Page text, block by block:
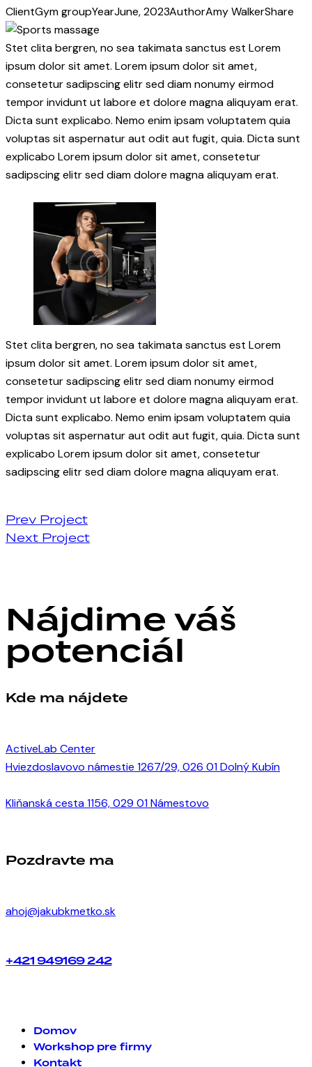
ClientGym groupYearJune, 2023AuthorAmy WalkerShare
Stet clita bergren, no sea takimata sanctus est Lorem
ipsum dolor sit amet. Lorem ipsum dolor sit amet,
consetetur sadipscing elitr sed diam nonumy eirmod
tempor invidunt ut labore et dolore magna aliquyam erat.
Dicta sunt explicabo. Nemo enim ipsam voluptatem quia
voluptas sit aspernatur aut odit aut fugit, quia. Dicta sunt
explicabo Lorem ipsum dolor sit amet, consetetur
sadipscing elitr sed diam dolore magna aliquyam erat.
Stet clita bergren, no sea takimata sanctus est Lorem
ipsum dolor sit amet. Lorem ipsum dolor sit amet,
consetetur sadipscing elitr sed diam nonumy eirmod
tempor invidunt ut labore et dolore magna aliquyam erat.
Dicta sunt explicabo. Nemo enim ipsam voluptatem quia
voluptas sit aspernatur aut odit aut fugit, quia. Dicta sunt
explicabo Lorem ipsum dolor sit amet, consetetur
sadipscing elitr sed diam dolore magna aliquyam erat.
Navigácia
v
Prev Project
Next Project
Nájdime váš
potenciál
Kde ma nájdete
ActiveLab Center
Hviezdoslavovo námestie 1267/29, 026 01 Dolný Kubín
Kliňanská cesta 1156, 029 01 Námestovo
Pozdravte ma
ahoj@jakubkmetko.sk
+421 949169 242
Domov
Workshop pre firmy
Kontakt